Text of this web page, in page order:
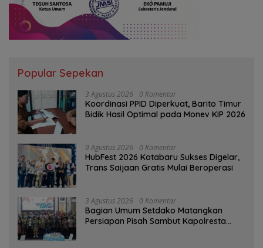
Popular Sepekan
3 Agustus 2026 0 Komentar
Koordinasi PPID Diperkuat, Barito Timur
Bidik Hasil Optimal pada Monev KIP 2026
9 Agustus 2026 0 Komentar
HubFest 2026 Kotabaru Sukses Digelar,
Trans Saijaan Gratis Mulai Beroperasi
3 Agustus 2026 0 Komentar
Bagian Umum Setdako Matangkan
Persiapan Pisah Sambut Kapolresta